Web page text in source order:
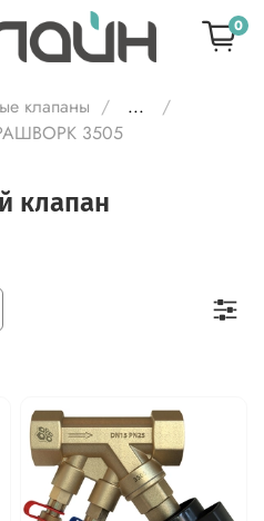
0
клапаны
...
РАШВОРК 3505
клапан